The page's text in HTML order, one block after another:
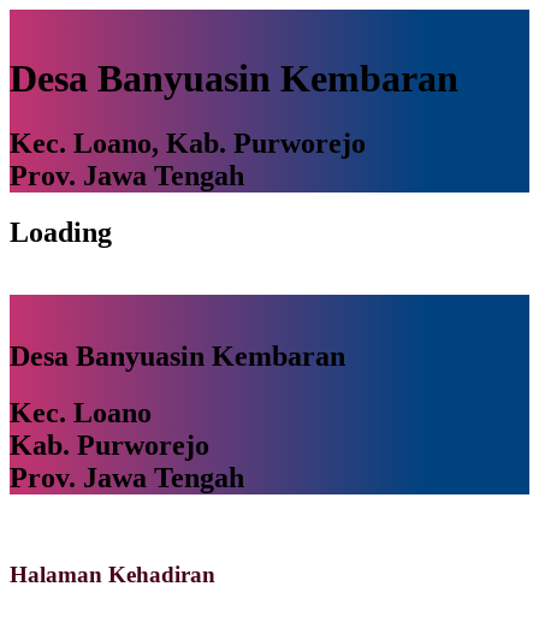
Desa Banyuasin Kembaran
Kec. Loano, Kab. Purworejo
Prov. Jawa Tengah
Loading
Desa Banyuasin Kembaran
Kec. Loano
Kab. Purworejo
Prov. Jawa Tengah
Halaman Kehadiran